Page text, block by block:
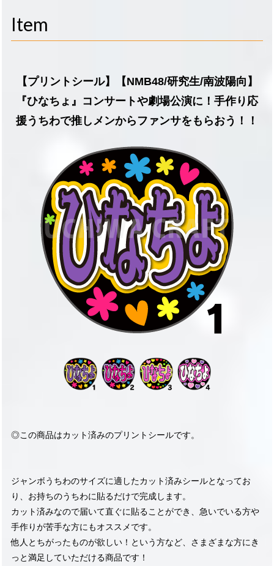
Item
【プリントシール】【NMB48/研究生/南波陽向】
『ひなちょ』コンサートや劇場公演に！手作り応
援うちわで推しメンからファンサをもらおう！！
◎この商品はカット済みのプリントシールです。
ジャンボうちわのサイズに適したカット済みシールとなってお
り、お持ちのうちわに貼るだけで完成します。
カット済みなので届いて直ぐに貼ることができ、急いでいる方や
手作りが苦手な方にもオススメです。
他人とちがったものが欲しい！という方など、さまざまな方にき
っと満足していただける商品です！